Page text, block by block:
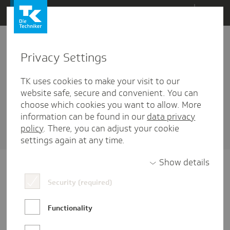
Direkt
Inhalt
Teilzeit
2 Artikel diesem Schlagwort zugehörig
Sortieren nach DatumoderBeliebtheit
Privacy Settings
TK uses cookies to make your visit to our
website safe, secure and convenient. You can
choose which cookies you want to allow. More
information can be found in our data privacy
policy. There, you can adjust your cookie
settings again at any time.
Show details
Security (required)
Functionality